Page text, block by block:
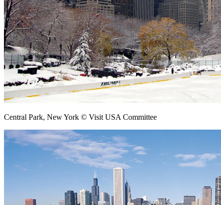
Central Park, New York © Visit USA Committee